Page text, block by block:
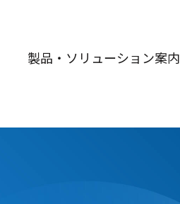
製品・ソリューション案内